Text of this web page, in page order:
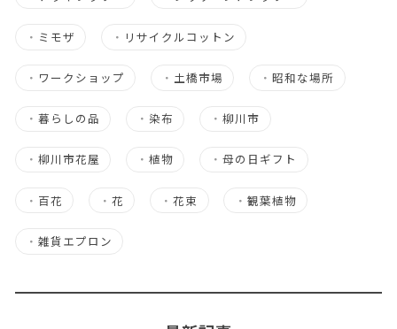
・ ミモザ ・ リサイクルコットン
・ ワークショップ ・ 土橋市場 ・昭和な場所
・ 暮らしの品 ・ 染布 ・柳川市
・ 柳川市花屋 ・植物 ・母の日ギフト
・ 百花 ・花 ・花束 ・ 観葉植物
・ 雑貨エプロン